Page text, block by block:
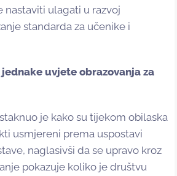
nastaviti ulagati u razvoj
standarda za učenike i
uvjete obrazovanja za
je kako su tijekom obilaska
usmjereni prema uspostavi
naglasivši da se upravo kroz
pokazuje koliko je društvu